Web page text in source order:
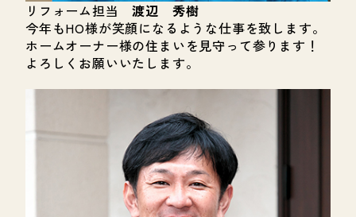
リフォーム担当渡辺 秀樹
今年もHO様が笑顔になるような仕事を致します。
ホームオーナー様の住まいを見守って参ります！
よろしくお願いいたします。